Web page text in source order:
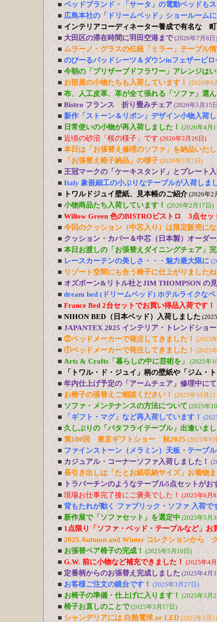
■ ベッドブランド・「サータ」の電動ベッドも
■ 広島本社の「ドリームベッド」ショールーム
■ インテリアコーディネーター養成で有名な
■ 大田区の滞在時間に羽田空港まで(2026年7月8日)
■ ムラーノ・グラスの伝統「ミラー」テーブル
■ のびーるパッドシーツ＆ダウンinフェザーピ
■ 今朝の「プリザーブドフラワー」アレンジは
■ お部屋の小物たちも入荷しています！ (2026年6
■ 布、人工皮革、革が全て張れる「ソファ」選
■ Bistro フランス 折り畳みチェア (2026年5月15
■ 新作「ストーン＆リボン」デザイン小物入荷
■ 日常使いの小物が再入荷しました！ (2026年4月
■ 近頃の砂沼「桜の様子」です (2026年3月26日)
■ 本日は「お張替え修理のソファ」を納品いた
■
「お張替え椅子納品」の様子 (2026年3月7日)
■ 王冠マークの「ケーキスタンド」とプレート
■ Italy 象嵌細工の小ぶりなテーブルが入荷しま
■
トワルドジュイ壁紙、見本帳のご紹介 (2026年2
■ 小物商品たち入荷しています！ (2026年2月17日)
■ Willow Green 色のBISTROビストロ 3点セッ
■ 今回のクッション（中芯入り）は限定販売に
■ クッション・カバー＆中芯（日本製）オーダ
■ 本日お渡しの「お張替えダイニングチェア」
■ レースカーテンの美しさ・・・魅力最大限に
■ リゾート空間にも合う椅子に仕上がりましたね
■ オズボーン&リトル社とJIM THOMPSON の
■ dream bed (ドリームベッド) ホテルライクな
■ France Bed 2台セットでお買い得品入荷です！
■ NIHON BED（日本ベッド）入荷しました
■ JAPANTEX 2025 インテリア・トレンドショー
■ ②ベッドメーカーで発注してきました！ (2025
■ ①ベッドメーカーで発注してきました！ (2025
■ Arts & Crafts「暮らしの中に芸術を」 (2025年
■
「トワル・ド・ジュイ」柄の壁紙や「ジム・
■ 年内仕上げ予定の「アームチェア」修理中にて
■ お椅子の張替えご相談ください！ (2025年10月
■ ソファ・メンテナンスの方法について (2025年
■ 「ギフト・マグ」など再入荷しています！
■ 久しぶりの「バタフライテーブル」出逢いま
■ 第100回 東京ギフトショー 秋2025 (2025年9
■ ファインストーン（メラミン）天板・テーブ
■ カジュアル・コーナーソファ入荷しました！
■ 長引き出しは「たとお紙収納サイズ」お着物
■
トラバーチンのようなテーブル5点セットが
■ 現場お仕事完了後にご褒美でした！ (2025年6月
■ 背もたれが動く ファブリック・ソファ 入荷で
■ 新作展で「ソファセット」を選定中 (2025年5月
■ 1点限り「ソファ・ベッド・テーブルなど」お
■ 2025 Autumn and Winter コレクションから
■ お張替ペア椅子の完成！ (2025年5月10日)
■ G.W. 前に小物など補充できました！ (2025年4
■ 定番柄からのお張替え完成しました (2025年4月
■ お客様ご注文の鏡台です！ (2025年3月27日)
■ お椅子の準備・仕上げに入ります！ (2025年3月
■ 椅子お直しのことで(2025年3月17日)
■ シャンデリアには 白熱電球 or LED (2025年3月1